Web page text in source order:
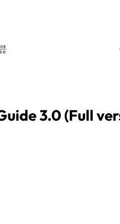
3.0 (Full